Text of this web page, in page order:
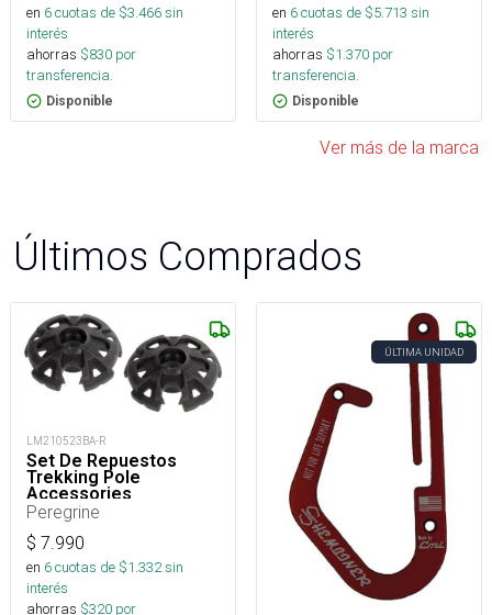
en 6cuotas de $3.466sin
interés
ahorras $830 por
transferencia.
Disponible
en 6cuotas de $5.713 sin
interés
ahorras $1.370 por
transferencia.
Disponible
Ver más de la marca
Últimos Comprados
LM210523BA-R
Set De Repuestos
Trekking Pole
Accessories
Peregrine
$ 7.990
en 6cuotas de $1.332sin
interés
ahorras $320 por
ÚLTIMA UNIDAD